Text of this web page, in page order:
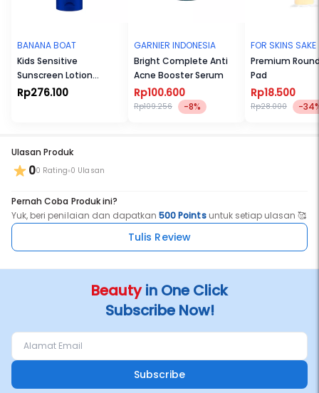
BANANA BOAT
Kids Sensitive
Sunscreen Lotion
SPF50+
Rp276.100
GARNIER INDONESIA
Bright Complete Anti
Acne Booster Serum
Rp100.600
Rp109.256 -8%
FOR SKINS SAKE
Premium
Pad
Rp18.500
Rp28.000 -
Ulasan Produk
00 Rating 0 Ulasan
Pernah Coba Produk ini?
Yuk, beri penilaian dan dapatkan500 Pointsuntuk setiap ulasan 🥰
Tulis Review
Beautyin One Click
Subscribe Now!
Subscribe